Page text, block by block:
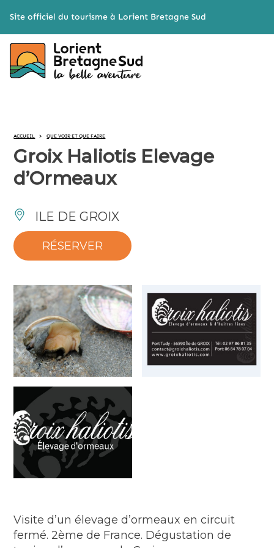
Site officiel du tourisme à Lorient Bretagne Sud
ACCUEIL > QUE VOIR ET QUE FAIRE
Groix Haliotis Elevage
d’Ormeaux
ILE DE GROIX
RÉSERVER
Visite d’un élevage d’ormeaux en circuit
fermé. 2ème de France. Dégustation de